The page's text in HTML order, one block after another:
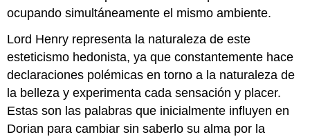
ocupando simultáneamente el mismo ambiente.
Lord Henry representa la naturaleza de este
esteticismo hedonista, ya que constantemente hace
declaraciones polémicas en torno a la naturaleza de
la belleza y experimenta cada sensación y placer.
Estas son las palabras que inicialmente influyen en
Dorian para cambiar sin saberlo su alma por la